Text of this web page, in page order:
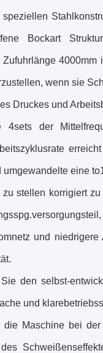
Bockart
wenn sie
Druckes und
der
eine
stellen korrigiert
und
den selbst-
und
Maschine bei